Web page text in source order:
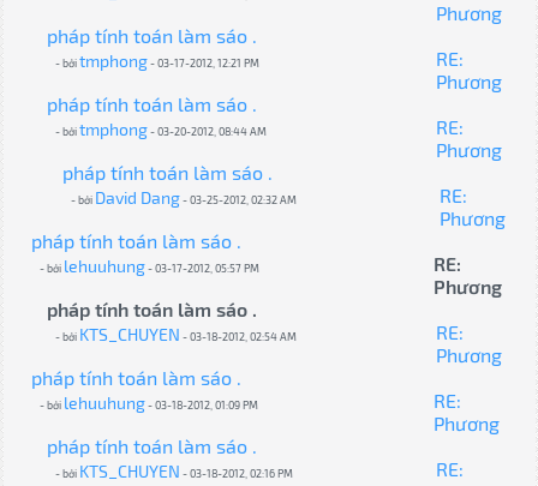
Phương
pháp tính toán làm sáo .
- bởitmphong- 03-17-2012, 12:21 PM
RE:
Phương
pháp tính toán làm sáo .
- bởitmphong- 03-20-2012, 08:44 AM
RE:
Phương
pháp tính toán làm sáo .
- bởi David Dang- 03-25-2012, 02:32 AM
RE:
Phương
pháp tính toán làm sáo .
- bởi lehuuhung- 03-17-2012, 05:57 PM
RE:
Phương
pháp tính toán làm sáo .
- bởi KTS_CHUYEN - 03-18-2012, 02:54 AM
RE:
Phương
pháp tính toán làm sáo .
- bởi lehuuhung- 03-18-2012, 01:09 PM
RE:
Phương
pháp tính toán làm sáo .
- bởi KTS_CHUYEN - 03-18-2012, 02:16 PM
RE: